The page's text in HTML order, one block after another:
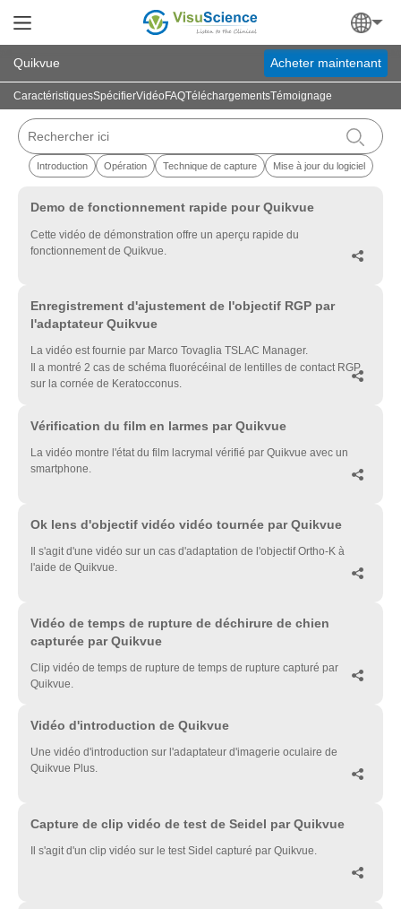
Quikvue Acheter maintenant
CaractéristiquesSpécifierVidéo FAQTéléchargementsTémoignage
Introduction Opération Technique de capture Mise à jour du logiciel
▶
Demo de fonctionnement rapide pour Quikvue
Cette vidéo de démonstration offre un aperçu rapide du
fonctionnement de Quikvue.

▶
Enregistrement d'ajustement de l'objectif RGP par
l'adaptateur Quikvue
La vidéo est fournie par Marco Tovaglia TSLAC Manager.
Il a montré 2 cas de schéma fluorécéinal de lentilles de contact RGP
sur la cornée de Keratocconus.

▶
Vérification du film en larmes par Quikvue
La vidéo montre l'état du film lacrymal vérifié par Quikvue avec un
smartphone.

▶
Ok lens d'objectif vidéo vidéo tournée par Quikvue
Il s'agit d'une vidéo sur un cas d'adaptation de l'objectif Ortho-K à
l'aide de Quikvue.

▶
Vidéo de temps de rupture de déchirure de chien
capturée par Quikvue
Clip vidéo de temps de rupture de temps de rupture capturé par
Quikvue.

▶
Vidéo d'introduction de Quikvue
Une vidéo d'introduction sur l'adaptateur d'imagerie oculaire de
Quikvue Plus.

▶
Capture de clip vidéo de test de Seidel par Quikvue
Il s'agit d'un clip vidéo sur le test Sidel capturé par Quikvue.
